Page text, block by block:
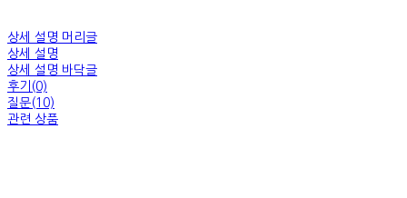
상세 설명 머리글
상세 설명
상세 설명 바닥글
후기(0)
질문(10)
관련 상품